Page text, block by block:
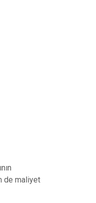
de maliyet